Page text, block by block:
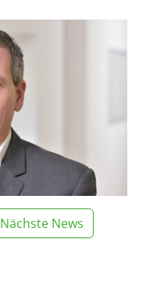
Nächste News